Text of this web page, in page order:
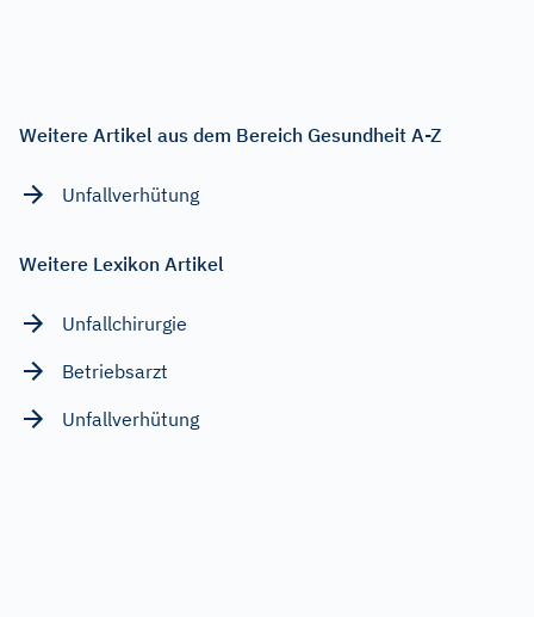
Weitere Artikel aus dem Bereich Gesundheit A-Z
Unfallverhütung
Weitere Lexikon Artikel
Unfallchirurgie
Betriebsarzt
Unfallverhütung